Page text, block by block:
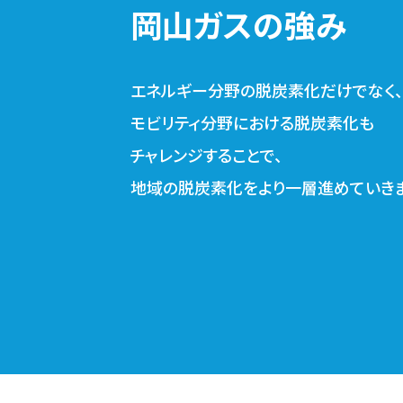
岡山ガスの強み
エネルギー分野の脱炭素化だけでなく、
モビリティ分野における脱炭素化も
チャレンジすることで、
地域の脱炭素化をより一層進めていき